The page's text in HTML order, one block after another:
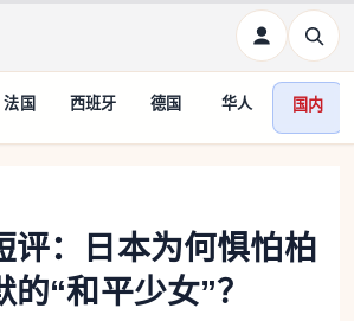
法国 西班牙 德国 华人 国内
评：日本为何惧怕柏
“和平少女”？